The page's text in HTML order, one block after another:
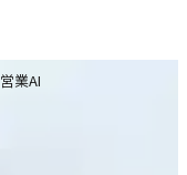
営業AI